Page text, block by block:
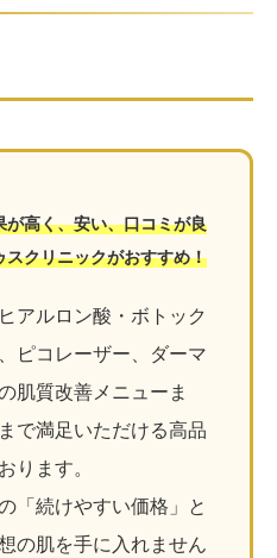
高く、安い、口コミが良
クリニックがおすすめ！
アルロン酸・ボトック
ピコレーザー、ダーマ
肌質改善メニューま
で満足いただける高品
ります。
「続けやすい価格」と
の肌を手に入れません